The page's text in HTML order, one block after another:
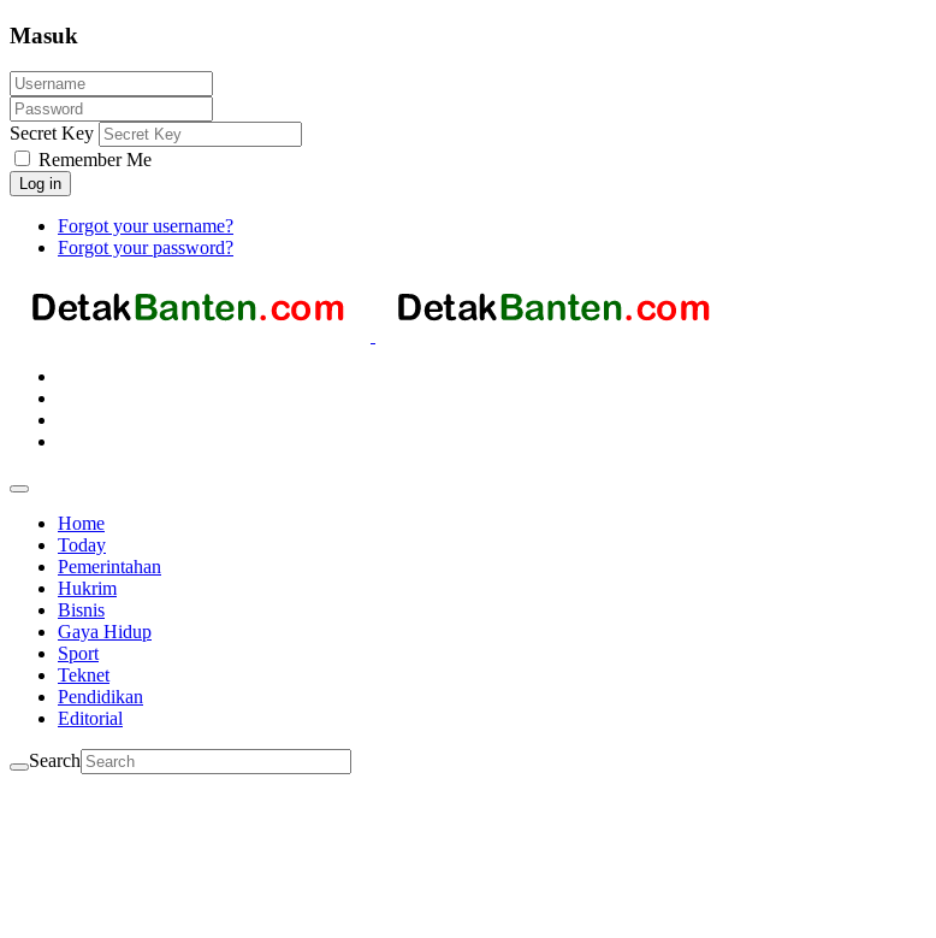
Masuk
Secret Key
Remember Me
Log in
Forgot your username?
Forgot your password?
Home
Today
Pemerintahan
Hukrim
Bisnis
Gaya Hidup
Sport
Teknet
Pendidikan
Editorial
Search